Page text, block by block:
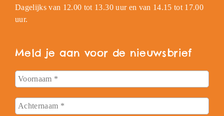
Dagelijks van 12.00 tot 13.30 uur en van 14.15 tot 17.00
uur.
Meld je aan voor de nieuwsbrief